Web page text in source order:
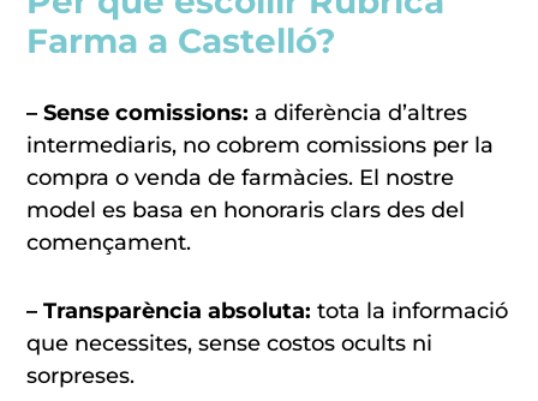
Farma a Castelló?
– Sense comissions: a diferència d’altres
intermediaris, no cobrem comissions per la
compra o venda de farmàcies. El nostre
model es basa en honoraris clars des del
començament.
– Transparència absoluta: tota la informació
que necessites, sense costos ocults ni
sorpreses.